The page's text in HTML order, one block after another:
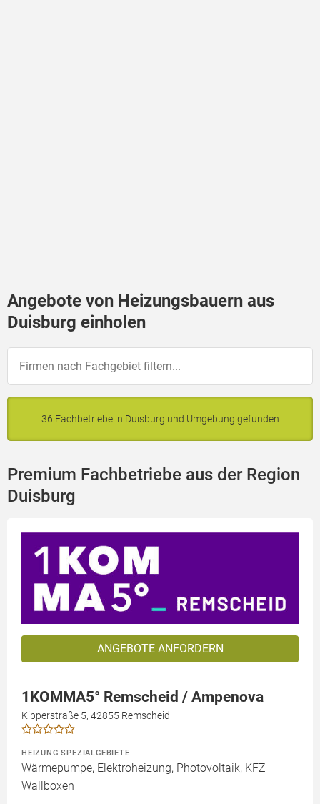
Angebote von Heizungsbauern aus
Duisburg einholen
36 Fachbetriebe in Duisburg und Umgebung gefunden
Premium Fachbetriebe aus der Region
Duisburg
ANGEBOTE ANFORDERN
1KOMMA5° Remscheid / Ampenova
Kipperstraße 5, 42855 Remscheid
HEIZUNG SPEZIALGEBIETE
Wärmepumpe, Elektroheizung, Photovoltaik, KFZ
Wallboxen